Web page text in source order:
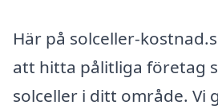
Här på solceller-
att hitta pålitliga företag
solceller i ditt område. Vi